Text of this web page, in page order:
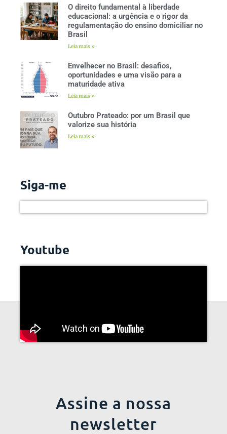
O direito fundamental à liberdade
educacional: a urgência e o rigor da
regulamentação do ensino domiciliar no
Brasil
Leia mais »
Envelhecer no Brasil: desafios,
oportunidades e uma visão para a
maturidade ativa
Leia mais »
Outubro Prateado: por um Brasil que
valorize sua história
Leia mais »
Siga-me
Youtube
Assine a nossa
newsletter